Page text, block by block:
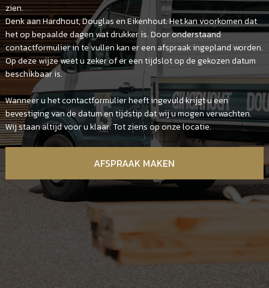
zien.
Denk aan Hardhout, Douglas en Eikenhout. Het kan voorkomen dat
het op bepaalde dagen wat drukker is. Door onderstaand
contactformulier in te vullen kan er een afspraak ingepland worden.
Op deze wijze weet u zeker of er een tijdslot op de gekozen datum
beschikbaar is.
Wanneer u het contactformulier heeft ingevuld krijgt u een
bevestiging van de datum en tijdstip dat wij u mogen verwachten.
Wij staan altijd voor u klaar. Tot ziens op onze locatie.
AFSPRAAK MAKEN